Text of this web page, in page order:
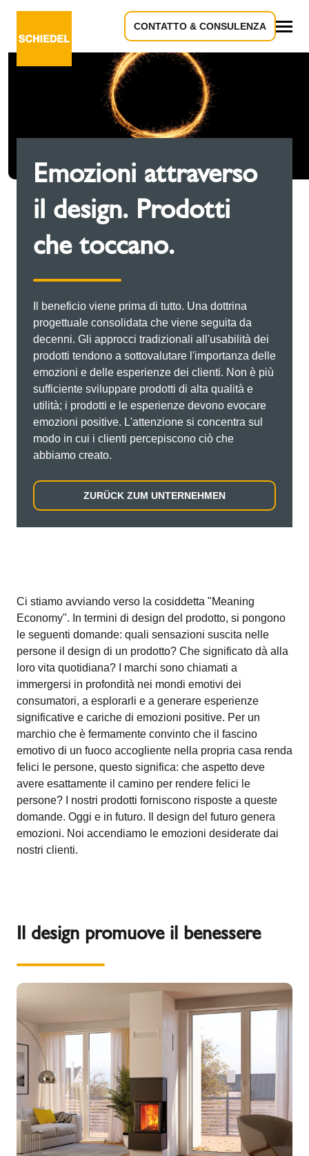
CONTATTO & CONSULENZA
Emozioni attraverso
il design. Prodotti
che toccano.
Il beneficio viene prima di tutto. Una dottrina
progettuale consolidata che viene seguita da
decenni. Gli approcci tradizionali all'usabilità dei
prodotti tendono a sottovalutare l'importanza delle
emozioni e delle esperienze dei clienti. Non è più
sufficiente sviluppare prodotti di alta qualità e
utilità; i prodotti e le esperienze devono evocare
emozioni positive. L'attenzione si concentra sul
modo in cui i clienti percepiscono ciò che
abbiamo creato.
ZURÜCK ZUM UNTERNEHMEN
Ci stiamo avviando verso la cosiddetta "Meaning
Economy". In termini di design del prodotto, si pongono
le seguenti domande: quali sensazioni suscita nelle
persone il design di un prodotto? Che significato dà alla
loro vita quotidiana? I marchi sono chiamati a
immergersi in profondità nei mondi emotivi dei
consumatori, a esplorarli e a generare esperienze
significative e cariche di emozioni positive. Per un
marchio che è fermamente convinto che il fascino
emotivo di un fuoco accogliente nella propria casa renda
felici le persone, questo significa: che aspetto deve
avere esattamente il camino per rendere felici le
persone? I nostri prodotti forniscono risposte a queste
domande. Oggi e in futuro. Il design del futuro genera
emozioni. Noi accendiamo le emozioni desiderate dai
nostri clienti.
Il design promuove il benessere